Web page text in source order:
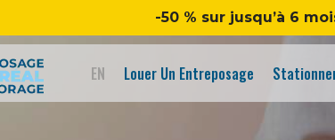
-50 % sur jusqu’à 6
EN Louer Un Entreposage